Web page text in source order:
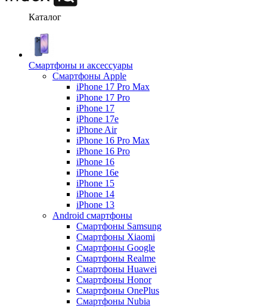
Каталог
Смартфоны и аксессуары
Смартфоны Apple
iPhone 17 Pro Max
iPhone 17 Pro
iPhone 17
iPhone 17e
iPhone Air
iPhone 16 Pro Max
iPhone 16 Pro
iPhone 16
iPhone 16e
iPhone 15
iPhone 14
iPhone 13
Android cмартфоны
Смартфоны Samsung
Смартфоны Xiaomi
Смартфоны Google
Смартфоны Realme
Смартфоны Huawei
Смартфоны Honor
Смартфоны OnePlus
Смартфоны Nubia